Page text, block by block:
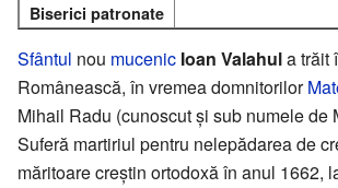
Biserici patronate
Sfântul nou mucenic Ioan Valahula trăit
Românească, în vremea domnitorilor
Mihail Radu (cunoscut și sub numele de
Suferă martiriul pentru nelepădarea de
măritoare creștin ortodoxă în anul 1662,